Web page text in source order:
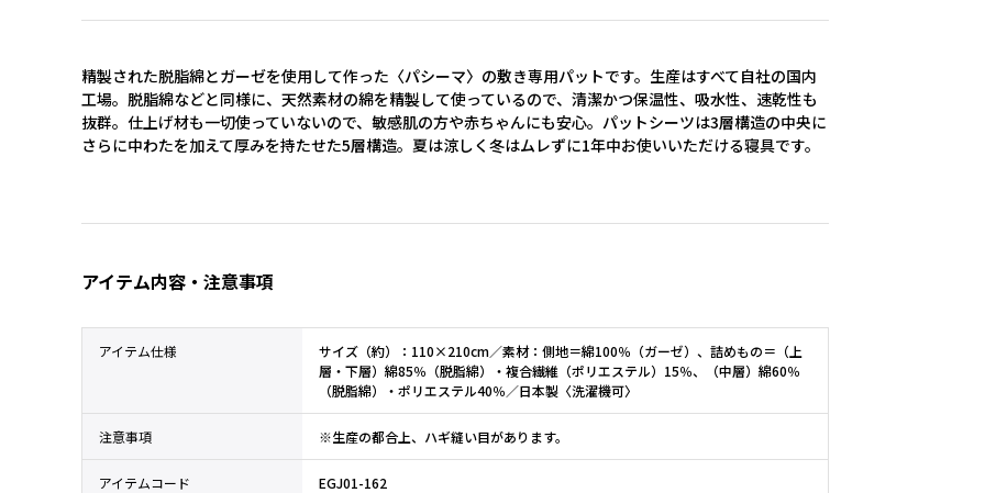
精製された脱脂綿とガーゼを使用して作った〈パシーマ〉の敷き専用パットです。生産はすべて自社の国内
工場。脱脂綿などと同様に、天然素材の綿を精製して使っているので、清潔かつ保温性、吸水性、速乾性も
抜群。仕上げ材も一切使っていないので、敏感肌の方や赤ちゃんにも安心。パットシーツは3層構造の中央に
さらに中わたを加えて厚みを持たせた5層構造。夏は涼しく冬はムレずに1年中お使いいただける寝具です。
アイテム内容・注意事項
アイテム仕様
サイズ（約）：110×210cm／素材：側地＝綿100％（ガーゼ）、詰めもの＝（上
層・下層）綿85％（脱脂綿）・複合繊維（ポリエステル）15％、（中層）綿60％
（脱脂綿）・ポリエステル40％／日本製〈洗濯機可〉
注意事項 ※生産の都合上、ハギ縫い目があります。
アイテムコード EGJ01-162